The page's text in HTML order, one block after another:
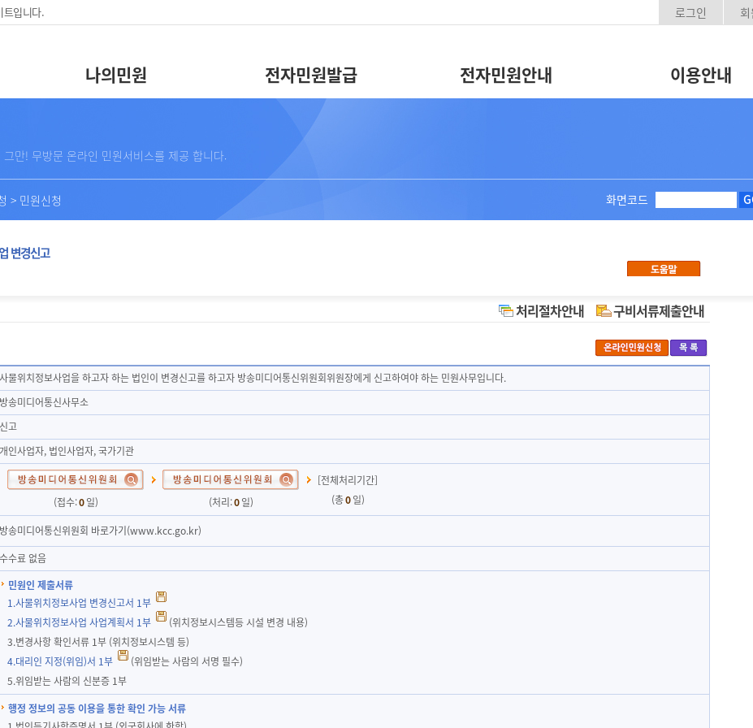
트입니다. 로그인
나의민원 전자민원발급 전자민원안내 이용안내
만! 무방문 온라인 민원서비스를 제공 합니다.
> 민원신청 화면코드
변경신고
처리절차안내 구비서류제출안내
사물위치정보사업을 하고자 하는 법인이 변경신고를 하고자 방송미디어통신위원회위원장에게 신고하여야 하는 민원사무입니다.
방송미디어통신사무소
신고
개인사업자, 법인사업자, 국가기관
(접수:0 일) (처리:0 일)
[전체처리기간]
(총0 일)
방송미디어통신위원회 바로가기(www.kcc.go.kr)
수수료 없음
민원인 제출서류
1.사물위치정보사업 변경신고서 1부
2.사물위치정보사업 사업계획서 1부
(위치정보시스템등 시설 변경 내용)
3.변경사항 확인서류 1부 (위치정보시스템 등)
4.대리인 지정(위임)서 1부
(위임받는 사람의 서명 필수)
5.위임받는 사람의 신분증 1부
행정 정보의 공동 이용을 통한 확인 가능 서류